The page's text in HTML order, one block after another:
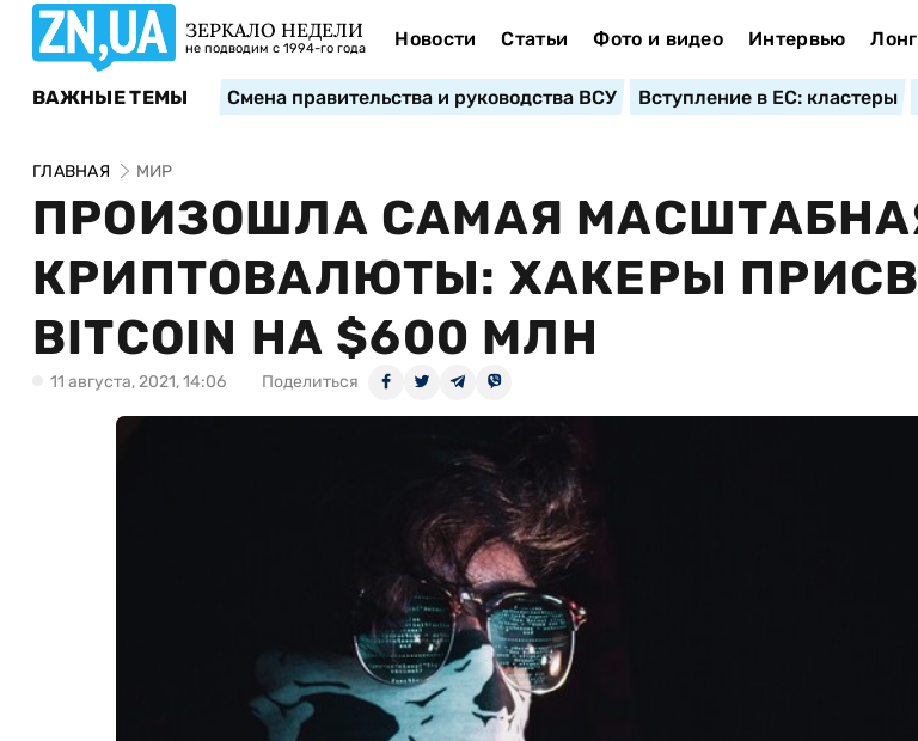
ЗЕРКАЛО НЕДЕЛИ
не подводим с 1994-го года Новости Статьи Фото и видео Интервью
ВАЖНЫЕ ТЕМЫ Смена правительства и руководства ВСУ Вступление в ЕС: кластеры
ГЛАВНАЯ МИР
ПРОИЗОШЛА САМАЯ
КРИПТОВАЛЮТЫ: ХАКЕРЫ
BITCOIN НА $600 МЛН
11 августа, 2021, 14:06 Поделиться